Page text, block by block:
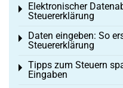
Elektronischer
Steuererklärung
Toggle menu
Daten eingeben: So
Steuererklärung
Toggle menu
Tipps zum Steuern
Eingaben
Toggle menu